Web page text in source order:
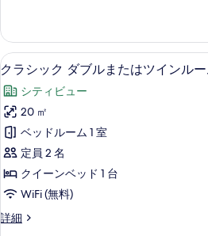
た
は
ツ
イ
ン
ル
ー
ム
コ
ー
ク
ダ
ブ
ま
た
は
ツ
イ
ン
ル
ー
コ
ク
ラ
シ
ッ
ク
ダ
ブ
ル
ま
クラ
14
クラシック ダブルまたはツインル
シティビュー
20 ㎡
ベッドルーム 1 室
定員 2 名
クイーンベッド 1 台
WiFi (無料)
詳細
ク